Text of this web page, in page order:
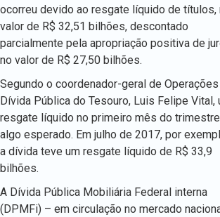
ocorreu devido ao resgate líquido de títulos,
valor de R$ 32,51 bilhões, descontado
parcialmente pela apropriação positiva de
no valor de R$ 27,50 bilhões.
Segundo o coordenador-geral de
Dívida Pública do Tesouro, Luis Felipe Vital,
resgate líquido no primeiro mês do
algo esperado. Em julho de 2017, por
a dívida teve um resgate líquido de R$ 33,9
bilhões.
A Dívida Pública Mobiliária Federal interna
(DPMFi) – em circulação no mercado